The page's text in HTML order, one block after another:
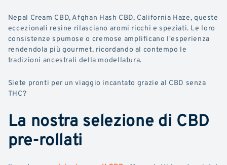
Nepal Cream CBD, Afghan Hash CBD, California Haze, queste
eccezionali resine rilasciano aromi ricchi e speziati. Le loro
consistenze spumose o cremose amplificano l'esperienza
rendendola più gourmet, ricordando al contempo le
tradizioni ancestrali della modellatura.
Siete pronti per un viaggio incantato grazie al CBD senza
THC?
La nostra selezione di CBD
pre-rollati